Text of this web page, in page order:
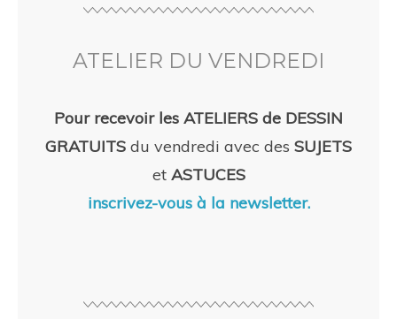
ATELIER DU VENDREDI
Pour recevoir les ATELIERS de DESSIN
GRATUITS du vendredi avec des SUJETS
et ASTUCES
inscrivez-vous à la newsletter.